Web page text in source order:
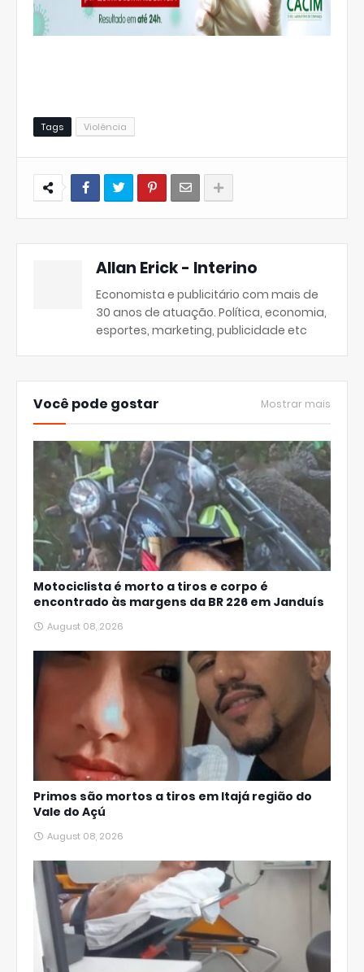
Tags Violência
Allan Erick - Interino
Economista e publicitário com mais de
30 anos de atuação. Política, economia,
esportes, marketing, publicidade etc
Você pode gostar Mostrar mais
Motociclista é morto a tiros e corpo é
encontrado às margens da BR 226 em Janduís
August 08, 2026
Primos são mortos a tiros em Itajá região do
Vale do Açú
August 08, 2026